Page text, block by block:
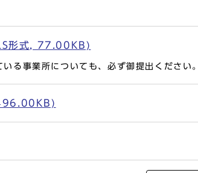
形式, 77.00KB)
る事業所についても、必ず御提出ください。